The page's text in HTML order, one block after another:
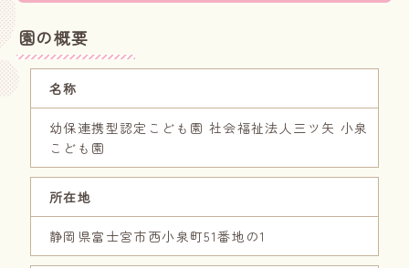
園の概要
名称
幼保連携型認定こども園 社会福祉法人三ツ矢 小泉
こども園
所在地
静岡県富士宮市西小泉町51番地の1